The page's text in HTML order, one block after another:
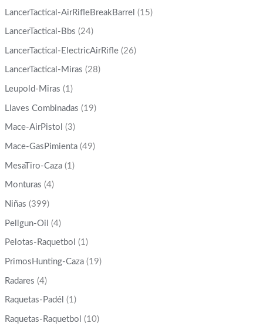
LancerTactical-AirRifleBreakBarrel (15)
LancerTactical-Bbs (24)
LancerTactical-ElectricAirRifle (26)
LancerTactical-Miras (28)
Leupold-Miras (1)
Llaves Combinadas (19)
Mace-AirPistol (3)
Mace-GasPimienta (49)
MesaTiro-Caza (1)
Monturas (4)
Niñas (399)
Pellgun-Oil (4)
Pelotas-Raquetbol (1)
PrimosHunting-Caza (19)
Radares (4)
Raquetas-Padél (1)
Raquetas-Raquetbol (10)